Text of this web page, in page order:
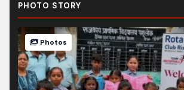
PHOTO STORY
Photos